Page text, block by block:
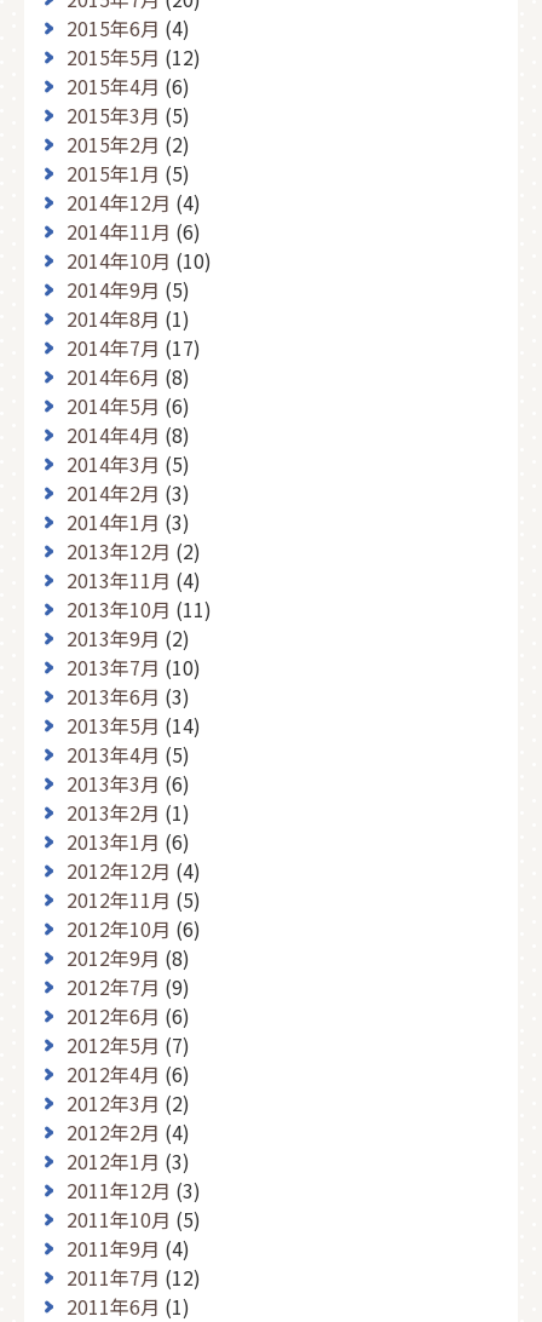
2015年6月 (4)
2015年5月 (12)
2015年4月 (6)
2015年3月 (5)
2015年2月 (2)
2015年1月 (5)
2014年12月 (4)
2014年11月 (6)
2014年10月 (10)
2014年9月 (5)
2014年8月 (1)
2014年7月 (17)
2014年6月 (8)
2014年5月 (6)
2014年4月 (8)
2014年3月 (5)
2014年2月 (3)
2014年1月 (3)
2013年12月 (2)
2013年11月 (4)
2013年10月 (11)
2013年9月 (2)
2013年7月 (10)
2013年6月 (3)
2013年5月 (14)
2013年4月 (5)
2013年3月 (6)
2013年2月 (1)
2013年1月 (6)
2012年12月 (4)
2012年11月 (5)
2012年10月 (6)
2012年9月 (8)
2012年7月 (9)
2012年6月 (6)
2012年5月 (7)
2012年4月 (6)
2012年3月 (2)
2012年2月 (4)
2012年1月 (3)
2011年12月 (3)
2011年10月 (5)
2011年9月 (4)
2011年7月 (12)
2011年6月 (1)